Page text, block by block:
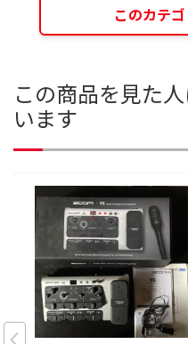
このカテ
この商品を見た
います